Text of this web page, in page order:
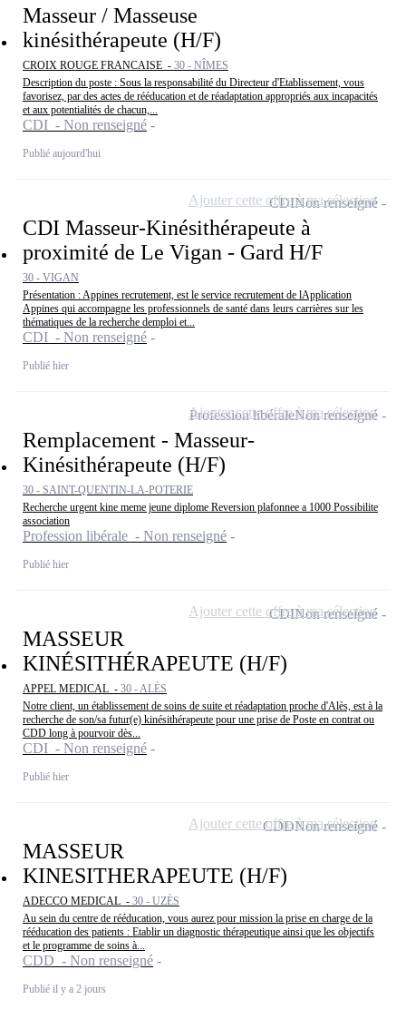
Masseur / Masseuse
kinésithérapeute (H/F)
CROIX ROUGE FRANCAISE - 30 - NÎMES
Description du poste : Sous la responsabilité du Directeur d'Etablissement, vous
favorisez, par des actes de rééducation et de réadaptation appropriés aux incapacités
et aux potentialités de chacun,...
CDI - Non renseigné
Publié aujourd'hui
CDI Masseur-Kinésithérapeute à
proximité de Le Vigan - Gard H/F
30 - VIGAN
Présentation : Appines recrutement, est le service recrutement de lApplication
Appines qui accompagne les professionnels de santé dans leurs carrières sur les
thématiques de la recherche demploi et...
CDI - Non renseigné
Publié hier
CDINon renseigné
Ajouter cette offre à ma sélection
Remplacement - Masseur-
Kinésithérapeute (H/F)
30 - SAINT-QUENTIN-LA-POTERIE
Recherche urgent kine meme jeune diplome Reversion plafonnee a 1000 Possibilite
association
Profession libérale - Non renseigné
Publié hier
Profession libéraleNon renseigné
Ajouter cette offre à ma sélection
MASSEUR
KINÉSITHÉRAPEUTE (H/F)
APPEL MEDICAL - 30 - ALÈS
Notre client, un établissement de soins de suite et réadaptation proche d'Alès, est à la
recherche de son/sa futur(e) kinésithérapeute pour une prise de Poste en contrat ou
CDD long à pourvoir dès...
CDI - Non renseigné
Publié hier
CDINon renseigné
Ajouter cette offre à ma sélection
MASSEUR
KINESITHERAPEUTE (H/F)
ADECCO MEDICAL - 30 - UZÈS
Au sein du centre de rééducation, vous aurez pour mission la prise en charge de la
rééducation des patients : Etablir un diagnostic thérapeutique ainsi que les objectifs
et le programme de soins à...
CDD - Non renseigné
Publié il y a 2 jours
CDDNon renseigné
Ajouter cette offre à ma sélection